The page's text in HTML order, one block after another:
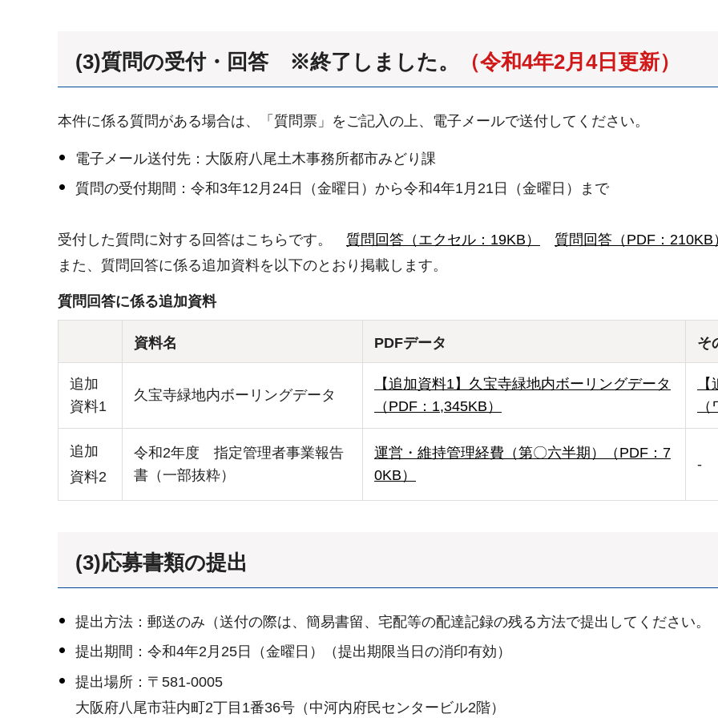
(3)質問の受付・回答 ※終了しました。 （令和4年2月4日更新）
本件に係る質問がある場合は、「質問票」をご記入の上、電子メールで送付してください。
電子メール送付先：大阪府八尾土木事務所都市みどり課
質問の受付期間：令和3年12月24日（金曜日）から令和4年1月21日（金曜日）まで
受付した質問に対する回答はこちらです。 質問回答（エクセル：19KB）
質問回答（PDF：210KB
また、質問回答に係る追加資料を以下のとおり掲載します。
質問回答に係る追加資料
資料名 PDFデータ そ
追加
資料1
久宝寺緑地内ボーリングデータ
【追加資料1】久宝寺緑地内ボーリングデータ
（PDF：1,345KB）
追加
資料2
令和2年度 指定管理者事業報告
書（一部抜粋）
運営・維持管理経費（第〇六半期）（PDF：7
0KB）
-
(3)応募書類の提出
提出方法：郵送のみ（送付の際は、簡易書留、宅配等の配達記録の残る方法で提出してください。
提出期間：令和4年2月25日（金曜日）（提出期限当日の消印有効）
提出場所：〒581-0005
大阪府八尾市荘内町2丁目1番36号（中河内府民センタービル2階）